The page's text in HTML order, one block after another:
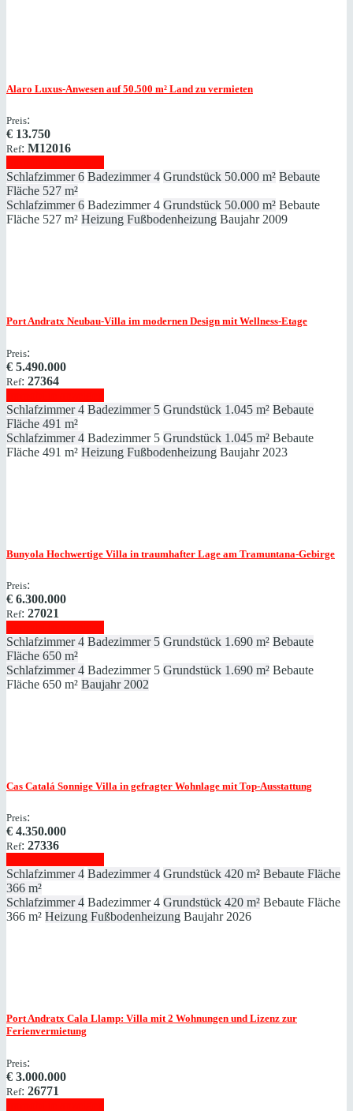
Alaro Luxus-Anwesen auf 50.500 m² Land zu vermieten
Preis:
€ 13.750
Ref: M12016
Schlafzimmer 6 Badezimmer 4 Grundstück 50.000 m² Bebaute
Fläche 527 m²
Schlafzimmer 6 Badezimmer 4 Grundstück 50.000 m² Bebaute
Fläche 527 m² Heizung Fußbodenheizung Baujahr 2009
Port Andratx Neubau-Villa im modernen Design mit Wellness-Etage
Preis:
€ 5.490.000
Ref: 27364
Schlafzimmer 4 Badezimmer 5 Grundstück 1.045 m² Bebaute
Fläche 491 m²
Schlafzimmer 4 Badezimmer 5 Grundstück 1.045 m² Bebaute
Fläche 491 m² Heizung Fußbodenheizung Baujahr 2023
Bunyola Hochwertige Villa in traumhafter Lage am Tramuntana-Gebirge
Preis:
€ 6.300.000
Ref: 27021
Schlafzimmer 4 Badezimmer 5 Grundstück 1.690 m² Bebaute
Fläche 650 m²
Schlafzimmer 4 Badezimmer 5 Grundstück 1.690 m² Bebaute
Fläche 650 m² Baujahr 2002
Cas Catalá Sonnige Villa in gefragter Wohnlage mit Top-Ausstattung
Preis:
€ 4.350.000
Ref: 27336
Schlafzimmer 4 Badezimmer 4 Grundstück 420 m² Bebaute Fläche
366 m²
Schlafzimmer 4 Badezimmer 4 Grundstück 420 m² Bebaute Fläche
366 m² Heizung Fußbodenheizung Baujahr 2026
Port Andratx Cala Llamp: Villa mit 2 Wohnungen und Lizenz zur
Ferienvermietung
Preis:
€ 3.000.000
Ref: 26771